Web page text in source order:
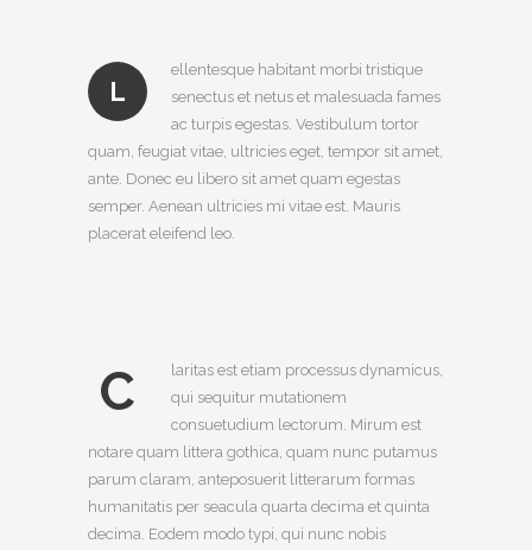
L
ellentesque habitant morbi tristique
senectus et netus et malesuada fames
ac turpis egestas. Vestibulum tortor
quam, feugiat vitae, ultricies eget, tempor sit amet,
ante. Donec eu libero sit amet quam egestas
semper. Aenean ultricies mi vitae est. Mauris
placerat eleifend leo.
C
laritas est etiam processus dynamicus,
qui sequitur mutationem
consuetudium lectorum. Mirum est
notare quam littera gothica, quam nunc putamus
parum claram, anteposuerit litterarum formas
humanitatis per seacula quarta decima et quinta
decima. Eodem modo typi, qui nunc nobis